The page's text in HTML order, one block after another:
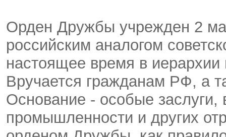
Орден Дружбы учрежден 2
российским аналогом
настоящее время в иерархии
Вручается гражданам РФ, а
Основание - особые заслуги,
промышленности и других